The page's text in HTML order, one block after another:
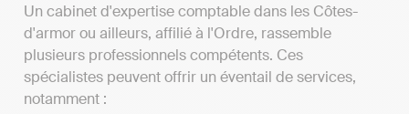
Un cabinet d'expertise comptable dans les Côtes-
d'armor ou ailleurs, affilié à l'Ordre, rassemble
plusieurs professionnels compétents. Ces
spécialistes peuvent offrir un éventail de services,
notamment :